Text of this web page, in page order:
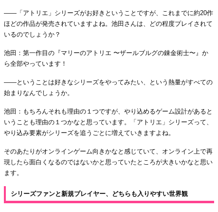
――「アトリエ」シリーズがお好きということですが、これまでに約20作
ほどの作品が発売されていますよね。池田さんは、どの程度プレイされて
いるのでしょうか？
池田：第一作目の『マリーのアトリエ 〜ザールブルグの錬金術士〜』か
ら全部やっています！
――ということは好きなシリーズをやってみたい、という熱量がすべての
始まりなんでしょうか。
池田：もちろんそれも理由の１つですが、やり込めるゲーム設計があると
いうことも理由の１つかなと思っています。「アトリエ」シリーズって、
やり込み要素がシリーズを追うごとに増えていきますよね。
そのあたりがオンラインゲーム向きかなと感じていて、オンライン上で再
現したら面白くなるのではないかと思っていたところが大きいかなと思い
ます。
シリーズファンと新規プレイヤー、どちらも入りやすい世界観